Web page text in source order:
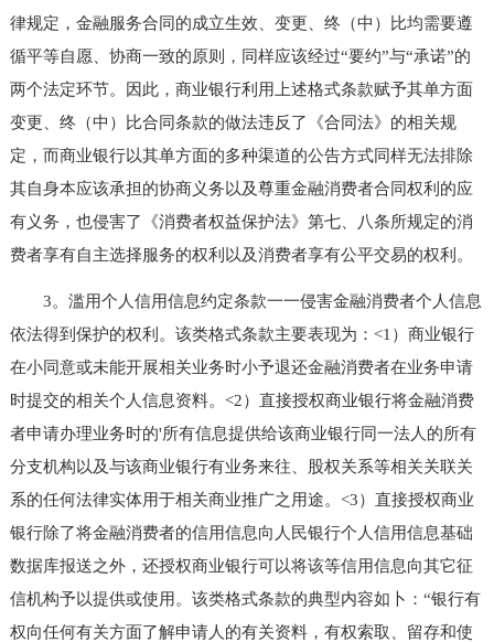
律规定，金融服务合同的成立生效、变更、终（中）比均需要遵
循平等自愿、协商一致的原则，同样应该经过“要约”与“承诺”的
两个法定环节。因此，商业银行利用上述格式条款赋予其单方面
变更、终（中）比合同条款的做法违反了《合同法》的相关规
定，而商业银行以其单方面的多种渠道的公告方式同样无法排除
其自身本应该承担的协商义务以及尊重金融消费者合同权利的应
有义务，也侵害了《消费者权益保护法》第七、八条所规定的消
费者享有自主选择服务的权利以及消费者享有公平交易的权利。
3。滥用个人信用信息约定条款一一侵害金融消费者个人信息
依法得到保护的权利。该类格式条款主要表现为：<1）商业银行
在小同意或未能开展相关业务时小予退还金融消费者在业务申请
时提交的相关个人信息资料。<2）直接授权商业银行将金融消费
者申请办理业务时的'所有信息提供给该商业银行同一法人的所有
分支机构以及与该商业银行有业务来往、股权关系等相关关联关
系的任何法律实体用于相关商业推广之用途。<3）直接授权商业
银行除了将金融消费者的信用信息向人民银行个人信用信息基础
数据库报送之外，还授权商业银行可以将该等信用信息向其它征
信机构予以提供或使用。该类格式条款的典型内容如卜：“银行有
权向任何有关方面了解申请人的有关资料，有权索取、留存和使